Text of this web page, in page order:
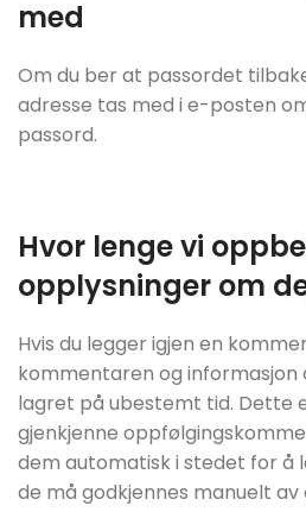
med
Om du ber at passordet
adresse tas med i e-posten
passord.
Hvor lenge vi
opplysninger om
Hvis du legger igjen en
kommentaren og
lagret på ubestemt tid. Dette
gjenkjenne
dem automatisk i stedet for å
de må godkjennes manuelt